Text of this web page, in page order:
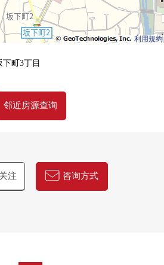
予帮助的━━━━━・・・
如有意向，请跟我们联系。
利用規約
町3丁目
邻近房源查询
注 咨询方式